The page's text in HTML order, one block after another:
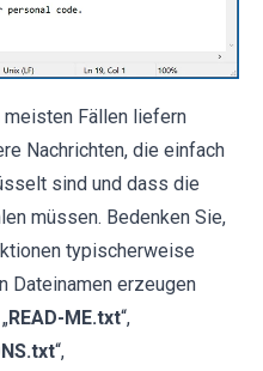
Fällen liefern
Nachrichten, die einfach
sind und dass die
müssen. Bedenken Sie,
typischerweise
Dateinamen erzeugen
READ-ME.txt“,
“,